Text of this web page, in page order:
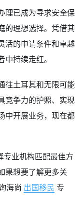
理已成为寻求安全保
的理想选择。凭借其
活的申请条件和卓越
持续走红。
往土耳其和无限可能
竞争力的护照、实现
中开展业务，现在都
专业机构匹配最佳方
果想要了解更多关
海尚 出国移民 专